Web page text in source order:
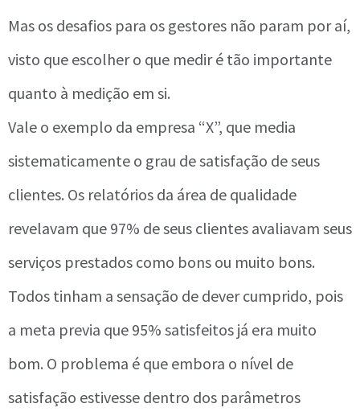
Mas os desafios para os gestores não param por aí,
visto que escolher o que medir é tão importante
quanto à medição em si.
Vale o exemplo da empresa “X”, que media
sistematicamente o grau de satisfação de seus
clientes. Os relatórios da área de qualidade
revelavam que 97% de seus clientes avaliavam seus
serviços prestados como bons ou muito bons.
Todos tinham a sensação de dever cumprido, pois
a meta previa que 95% satisfeitos já era muito
bom. O problema é que embora o nível de
satisfação estivesse dentro dos parâmetros